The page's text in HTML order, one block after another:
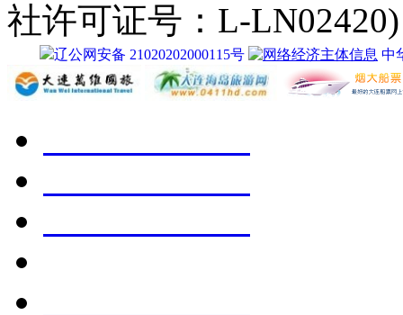
社许可证号：L-LN02420)
辽公网安备 21020202000115号 中